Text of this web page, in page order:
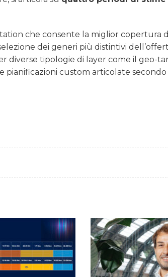
che consente la miglior copertura
dei generi più distintivi
tipologie di layer come il geo-
pianificazioni custom articolate